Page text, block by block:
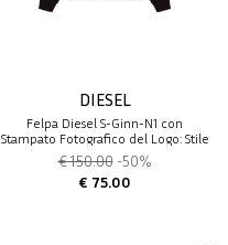
DIESEL
Felpa Diesel S-Ginn-N1 con
Stampato Fotografico del Logo: Stile
e Comodità
€ 150.00 -50%
€ 75.00